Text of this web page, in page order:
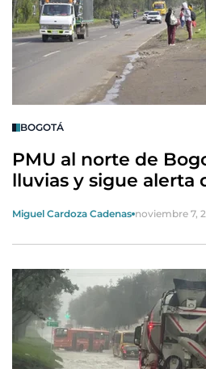
BOGOTÁ
PMU al norte de
lluvias y sigue alerta
Miguel Cardoza Cadenas noviembre 7,